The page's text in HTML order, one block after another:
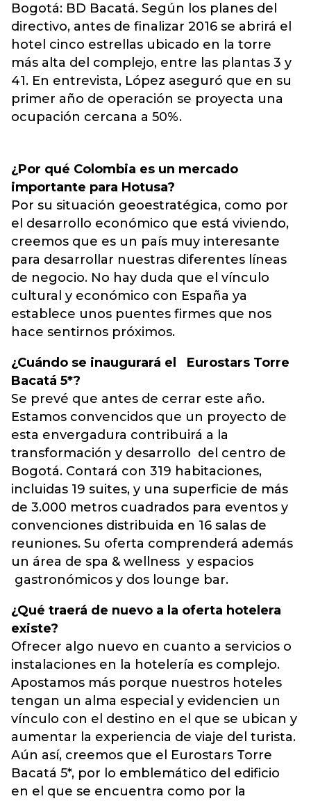
Bogotá: BD Bacatá. Según los planes del
directivo, antes de finalizar 2016 se abrirá el
hotel cinco estrellas ubicado en la torre
más alta del complejo, entre las plantas 3 y
41. En entrevista, López aseguró que en su
primer año de operación se proyecta una
ocupación cercana a 50%.
¿Por qué Colombia es un mercado
importante para Hotusa?
Por su situación geoestratégica, como por
el desarrollo económico que está viviendo,
creemos que es un país muy interesante
para desarrollar nuestras diferentes líneas
de negocio. No hay duda que el vínculo
cultural y económico con España ya
establece unos puentes firmes que nos
hace sentirnos próximos.
¿Cuándo se inaugurará el Eurostars Torre
Bacatá 5*?
Se prevé que antes de cerrar este año.
Estamos convencidos que un proyecto de
esta envergadura contribuirá a la
transformación y desarrollo del centro de
Bogotá. Contará con 319 habitaciones,
incluidas 19 suites, y una superficie de más
de 3.000 metros cuadrados para eventos y
convenciones distribuida en 16 salas de
reuniones. Su oferta comprenderá además
un área de spa & wellness y espacios
gastronómicos y dos lounge bar.
¿Qué traerá de nuevo a la oferta hotelera
existe?
Ofrecer algo nuevo en cuanto a servicios o
instalaciones en la hotelería es complejo.
Apostamos más porque nuestros hoteles
tengan un alma especial y evidencien un
vínculo con el destino en el que se ubican y
aumentar la experiencia de viaje del turista.
Aún así, creemos que el Eurostars Torre
Bacatá 5*, por lo emblemático del edificio
en el que se encuentra como por la